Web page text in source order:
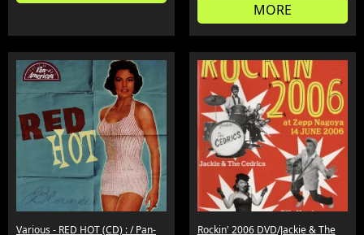
MORE
Various - RED HOT (CD) : / Pan- Rockin' 2006 DVD/Jackie & The